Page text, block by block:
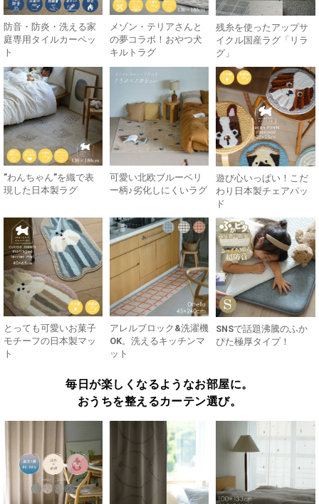
防音・防炎・洗える家
庭専用タイルカーペッ
ト
メゾン・テリアさんと
の夢コラボ！おやつ犬
キルトラグ
残糸を使ったアップサ
イクル国産ラグ「リラ
グ」
”わんちゃん”を織で表
現した日本製ラグ
可愛い北欧ブルーベリ
ー柄♪劣化しにくいラグ
遊び心いっぱい！こだ
わり日本製チェアパッ
ド
とっても可愛いお菓子
モチーフの日本製マッ
ト
アレルブロック&洗濯機
OK。洗えるキッチンマ
ット
SNSで話題沸騰のふか
ぴた極厚タイプ！
毎日が楽しくなるようなお部屋に。
おうちを整えるカーテン選び。